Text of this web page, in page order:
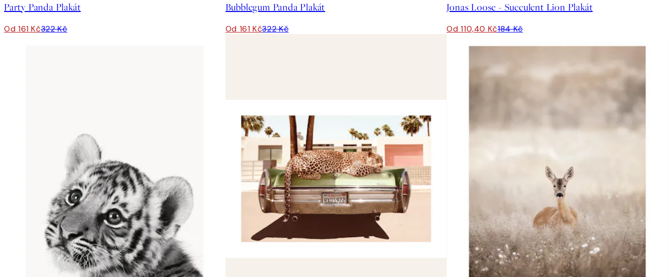
Party Panda Plakát
Od 161 Kč322 Kč
Bubblegum Panda Plakát
Od 161 Kč322 Kč
Jonas Loose - Succulent Lion Plakát
Od 110,40 Kč184 Kč